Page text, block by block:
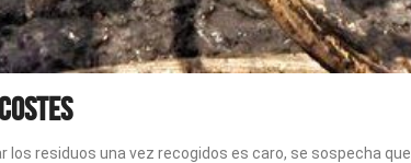
los residuos una vez recogidos es caro, se sospecha que